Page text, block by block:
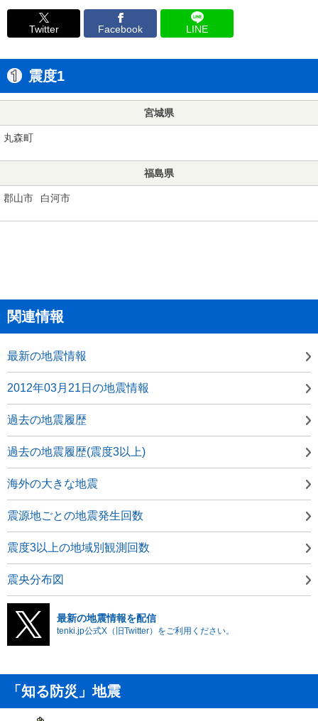
Twitter Facebook LINE
震度1
宮城県
丸森町
福島県
郡山市 白河市
関連情報
最新の地震情報
2012年03月21日の地震情報
過去の地震履歴
過去の地震履歴(震度3以上)
海外の大きな地震
震源地ごとの地震発生回数
震度3以上の地域別観測回数
震央分布図
最新の地震情報を配信
tenki.jp公式X（旧Twitter）をご利用ください。
「知る防災」地震